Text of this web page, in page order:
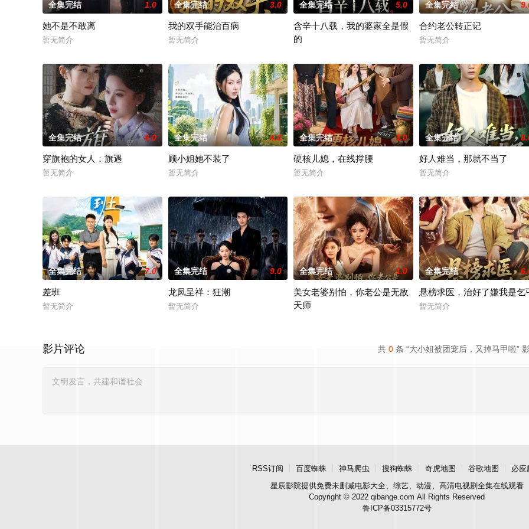
全集完结 1.0
她不是不敢离
暂无简介
全集完结 3.0
我的双手能治百病
暂无简介
全集完结 5.0
含辛十八载，我的婆家全是假
的
全集完结
合约老公转正记
暂无简介
全集完结 6.0
穿旗袍的女人：旗遇
暂无简介
全集完结 4.0
顾小姐她不装了
暂无简介
全集完结 3.0
硬核儿媳，在线撑腰
暂无简介
全集完结
好人难当，那就不当了
暂无简介
全集完结 7.0
差班
暂无简介
全集完结 9.0
龙凤呈祥：狂潮
暂无简介
全集完结 1.0
美女老婆别怕，你老公是无敌
天师
全集完结
悬榜求医，治好了嫌我是乞
暂无简介
共 0 条 “大小姐被团宠后，又掉马甲啦”
影片评论
RSS订阅 百度蜘蛛 神马爬虫 搜狗蜘蛛 奇虎地图 谷歌地图
必应
星辰影院提供免费未删减电影大全、综艺、动漫、高清电视剧全集在线观看
Copyright © 2022 qibange.com All Rights Reserved
鲁ICP备03315772号